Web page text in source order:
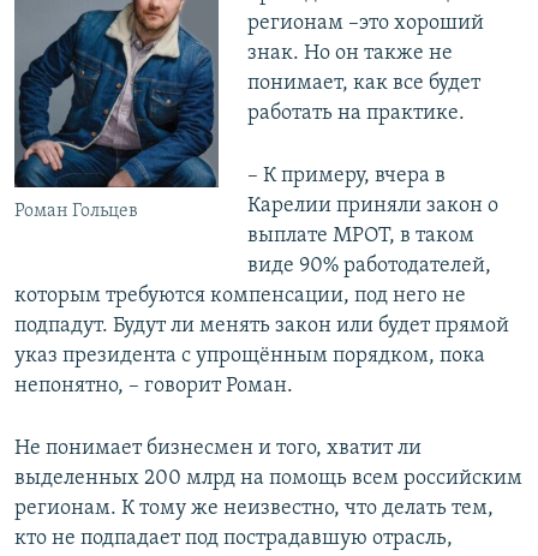
Роман Гольцев
регионам –это хороший
знак. Но он также не
понимает, как все будет
работать на практике.
– К примеру, вчера в
Карелии приняли закон о
выплате МРОТ, в таком
виде 90% работодателей,
которым требуются компенсации, под него не
подпадут. Будут ли менять закон или будет прямой
указ президента с упрощённым порядком, пока
непонятно, – говорит Роман.
Не понимает бизнесмен и того, хватит ли
выделенных 200 млрд на помощь всем российским
регионам. К тому же неизвестно, что делать тем,
кто не подпадает под пострадавшую отрасль,